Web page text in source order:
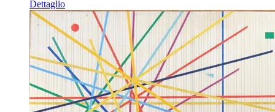
Dettaglio